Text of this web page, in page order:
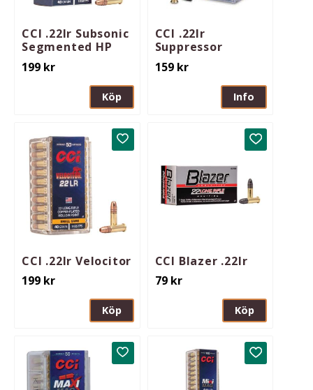
CCI .22lr Subsonic
Segmented HP
199 kr
Köp
CCI .22lr
Suppressor
159kr
Info
CCI .22lr Velocitor
199 kr
Lägg till i favoriter
Köp
CCI Blazer .22lr
79kr
Lägg till i
Köp
Lägg till i favoriter Lägg till i